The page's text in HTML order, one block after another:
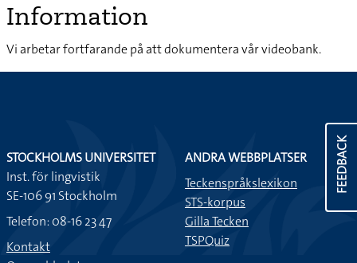
FEEDBACK
Information
Vi arbetar fortfarande på att dokumentera vår videobank.
STOCKHOLMS UNIVERSITET
Inst. för lingvistik
SE-106 91 Stockholm
Telefon: 08-16 23 47
Kontakt
ANDRA WEBBPLATSER
Teckenspråkslexikon
STS-korpus
Gilla Tecken
TSPQuiz